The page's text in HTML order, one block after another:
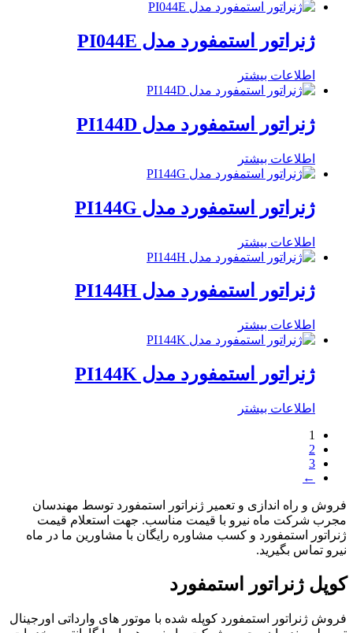
ژنراتور استمفورد مدل PI044E
اطلاعات بیشتر
ژنراتور استمفورد مدل PI144D
اطلاعات بیشتر
ژنراتور استمفورد مدل PI144G
اطلاعات بیشتر
ژنراتور استمفورد مدل PI144H
اطلاعات بیشتر
ژنراتور استمفورد مدل PI144K
اطلاعات بیشتر
1
2
3
←
فروش و راه اندازی و تعمیر ژنراتور استمفورد توسط مهندسان
مجرب شرکت ماه نیرو با قیمت مناسب. جهت استعلام قیمت
ژنراتور استمفورد و کسب مشاوره رایگان با مشاورین ما در ماه
نیرو تماس بگیرید.
کوپل ژنراتور استمفورد
فروش ژنراتور استمفورد کوپله شده با موتور های وارداتی اورجینال